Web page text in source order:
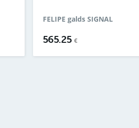
FELIPE galds SIGNAL
565.25 €